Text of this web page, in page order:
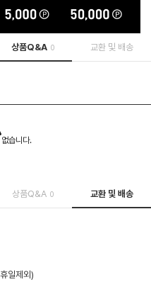
상품Q&A 0 교환 및 배송
습니다.
상품Q&A 0 교환 및 배송
일제외)